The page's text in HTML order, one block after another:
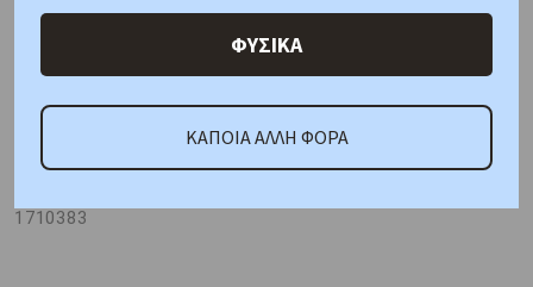
ΚΑΤΟΠΙΝ ΠΑΡΑΓΓΕΛΙΑΣ
1710383
ΦΥΣΙΚΑ
ΚΑΠΟΙΑ ΑΛΛΗ ΦΟΡΑ